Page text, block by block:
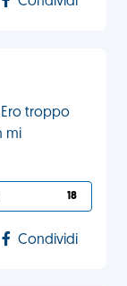
Ero troppo
mi
18
Condividi